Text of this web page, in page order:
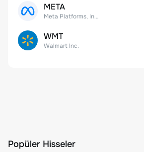
META
Meta Platforms, Inc. Class A Common Stock
WMT
Walmart Inc.
Popüler Hisseler